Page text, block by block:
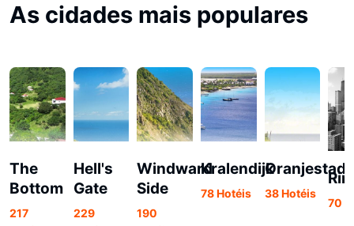
As cidades mais populares
The
Bottom
217
Hell's
Gate
229
Windward
Side
190
Kralendijk
78 Hotéis
Oranjestad
38 Hotéis
70